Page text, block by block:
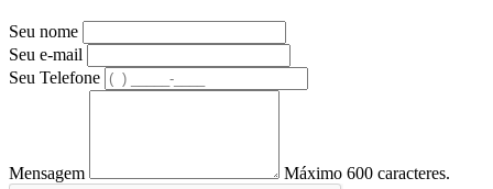
Seu nome
Seu e-mail
Seu Telefone
Mensagem Máximo 600 caracteres.